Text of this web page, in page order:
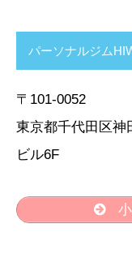
パーソナルジム
〒101-0052
東京都千代田区
ビル6F